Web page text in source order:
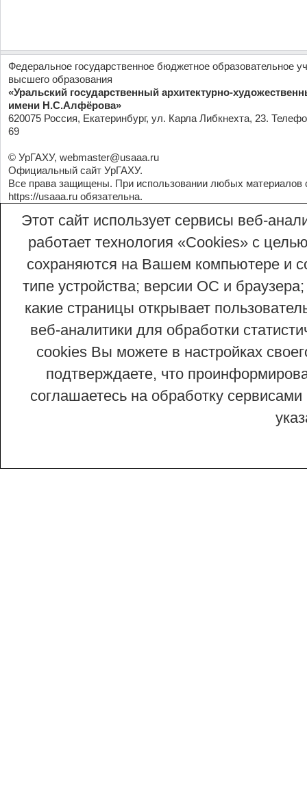
Федеральное государственное бюджетное образовательное
высшего образования
«Уральский государственный архитектурно-
имени Н.С.Алфёрова»
620075 Россия, Екатеринбург, ул. Карла Либкнехта, 23.
69
© УрГАХУ, webmaster@usaaa.ru
Официальный сайт УрГАХУ.
Все права защищены. При использовании любых материалов
https://usaaa.ru обязательна.
Этот сайт использует сервисы веб-
работает технология «Сookies» с
сохраняются на Вашем компьютере и
типе устройства; версии ОС и
какие страницы открывает
веб-аналитики для обработки
cookies Вы можете в настройках
подтверждаете, что
соглашаетесь на обработку